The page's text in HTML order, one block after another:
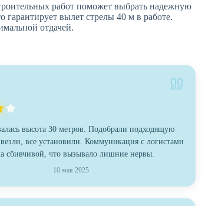
работ поможет выбрать надежную
вылет стрелы 40 м в работе.
отдачей.
высота 30 метров. Подобрали подходящую
все установили. Коммуникация с логистами
сбивчивой, что вызывало лишние нервы.
10 мая 2025